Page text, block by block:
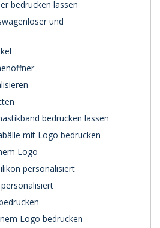
bedrucken lassen
und
bedrucken lassen
mit Logo bedrucken
Logo
personalisiert
Logo bedrucken